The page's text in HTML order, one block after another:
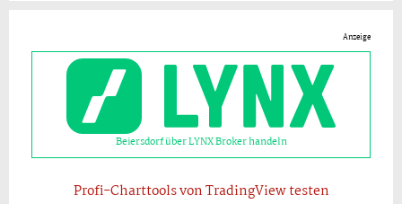
Anzeige
Beiersdorf über LYNX Broker handeln
Profi-Charttools von TradingView testen